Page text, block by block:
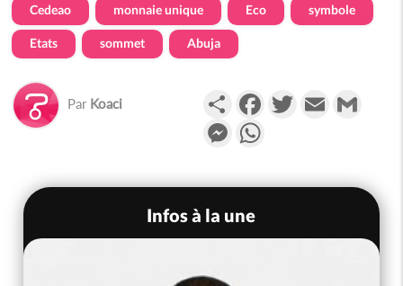
Cedeao monnaie unique Eco symbole
Etats sommet Abuja
Par Koaci PartagerFacebookTwitterEmail
Messenger
Infos à la une